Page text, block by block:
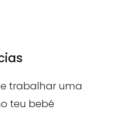
trabalhar uma
teu bebé